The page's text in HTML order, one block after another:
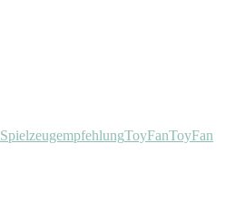
SpielzeugempfehlungToyFanToyFan